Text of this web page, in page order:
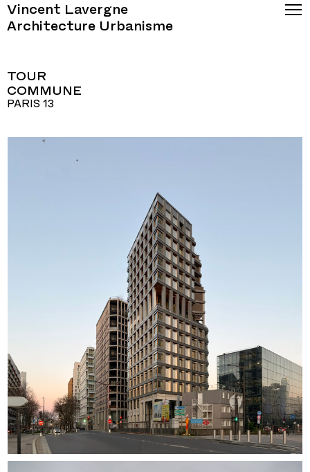
Vincent Lavergne
Architecture Urbanisme
TOUR
COMMUNE
PARIS 13